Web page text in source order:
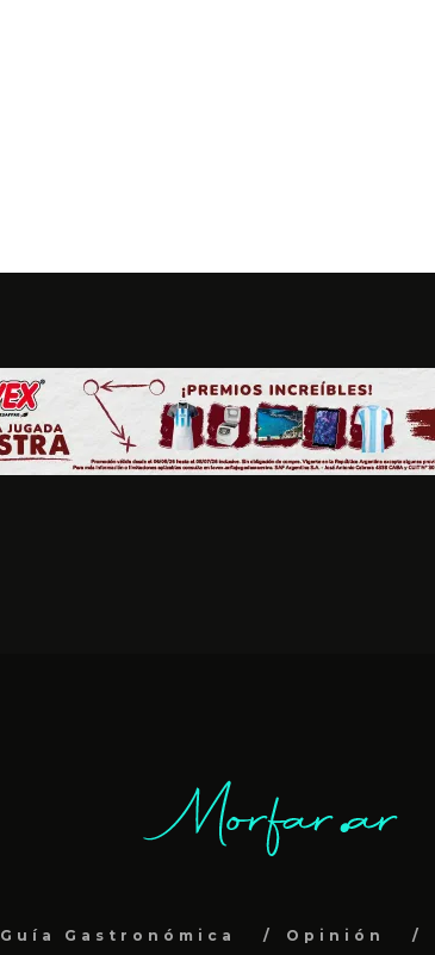
Guía Gastronómica Opinión